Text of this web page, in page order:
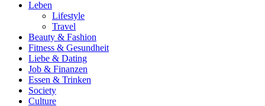
Leben
Lifestyle
Travel
Beauty & Fashion
Fitness & Gesundheit
Liebe & Dating
Job & Finanzen
Essen & Trinken
Society
Culture